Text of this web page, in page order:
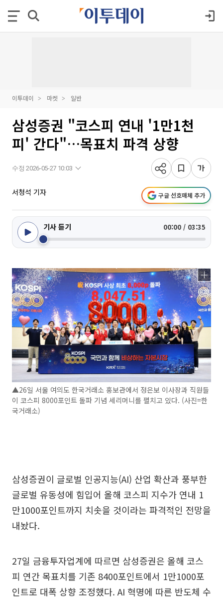
이투데이 마켓 일반
삼성증권 "코스피 연내 '1만1천
피' 간다"…목표치 파격 상향
수정 2026-05-27 10:03
서청석 기자 구글 선호매체 추가
기사 듣기 00:00 / 03:35
▲26일 서울 여의도 한국거래소 홍보관에서 정은보 이사장과 직원들
이 코스피 8000포인트 돌파 기념 세리머니를 펼치고 있다. (사진=한
국거래소)
삼성증권이 글로벌 인공지능(AI) 산업 확산과 풍부한
글로벌 유동성에 힘입어 올해 코스피 지수가 연내 1
만1000포인트까지 치솟을 것이라는 파격적인 전망을
내놨다.
27일 금융투자업계에 따르면 삼성증권은 올해 코스
피 연간 목표치를 기존 8400포인트에서 1만1000포
인트로 대폭 상향 조정했다. AI 혁명에 따른 반도체 수